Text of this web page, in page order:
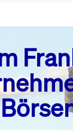
MI. DO.
5 6 7